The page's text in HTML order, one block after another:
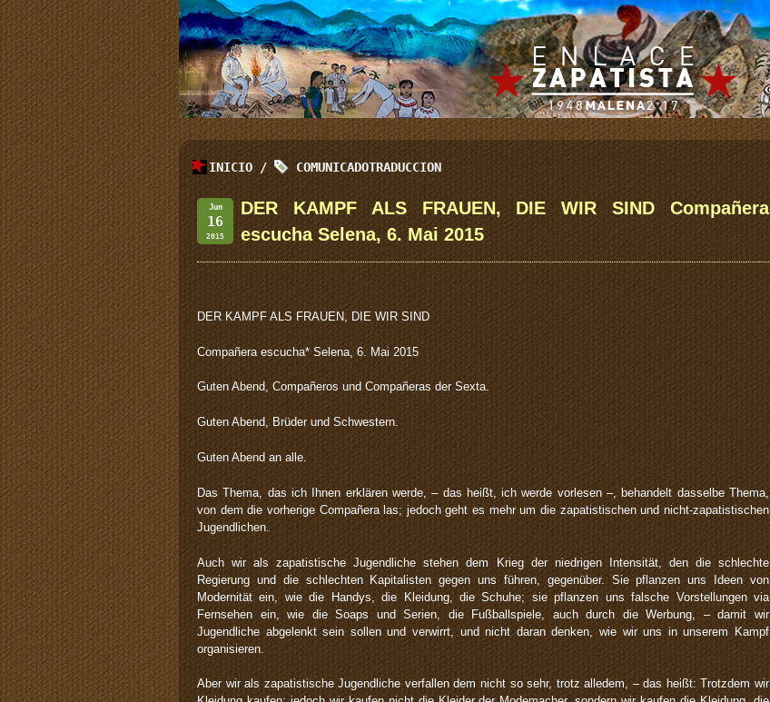
INICIO / COMUNICADOTRADUCCION
Jun
16
2015
DER KAMPF ALS FRAUEN, DIE WIR SIND Compañera
escucha Selena, 6. Mai 2015
DER KAMPF ALS FRAUEN, DIE WIR SIND
Compañera escucha* Selena, 6. Mai 2015
Guten Abend, Compañeros und Compañeras der Sexta.
Guten Abend, Brüder und Schwestern.
Guten Abend an alle.
Das Thema, das ich Ihnen erklären werde, – das heißt, ich werde vorlesen –, behandelt dasselbe Thema,
von dem die vorherige Compañera las; jedoch geht es mehr um die zapatistischen und nicht-zapatistischen
Jugendlichen.
Auch wir als zapatistische Jugendliche stehen dem Krieg der niedrigen Intensität, den die schlechte
Regierung und die schlechten Kapitalisten gegen uns führen, gegenüber. Sie pflanzen uns Ideen von
Modernität ein, wie die Handys, die Kleidung, die Schuhe; sie pflanzen uns falsche Vorstellungen via
Fernsehen ein, wie die Soaps und Serien, die Fußballspiele, auch durch die Werbung, – damit wir
Jugendliche abgelenkt sein sollen und verwirrt, und nicht daran denken, wie wir uns in unserem Kampf
organisieren.
Aber wir als zapatistische Jugendliche verfallen dem nicht so sehr, trotz alledem, – das heißt: Trotzdem wir